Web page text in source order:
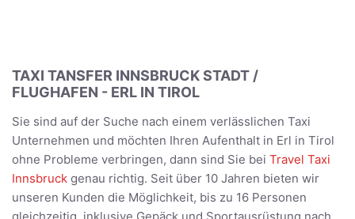
TAXI TANSFER INNSBRUCK STADT /
FLUGHAFEN - ERL IN TIROL
Sie sind auf der Suche nach einem verlässlichen Taxi
Unternehmen und möchten Ihren Aufenthalt in Erl in Tirol
ohne Probleme verbringen, dann sind Sie bei Travel Taxi
Innsbruck genau richtig. Seit über 10 Jahren bieten wir
unseren Kunden die Möglichkeit, bis zu 16 Personen